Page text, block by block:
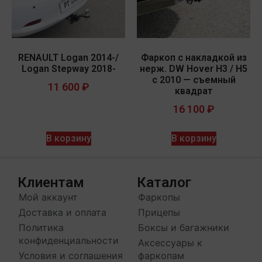
RENAULT Logan 2014-/
Logan Stepway 2018-
11 600 ₽
В корзину
Фаркоп c накладкой из
нерж. DW Hover H3 / H5
с 2010 — съемный
квадрат
16 100 ₽
В корзину
Клиентам
Мой аккаунт
Доставка и оплата
Политика
конфиденциальности
Условия и соглашения
Каталог
Фаркопы
Прицепы
Боксы и багажники
Аксессуары к
фаркопам